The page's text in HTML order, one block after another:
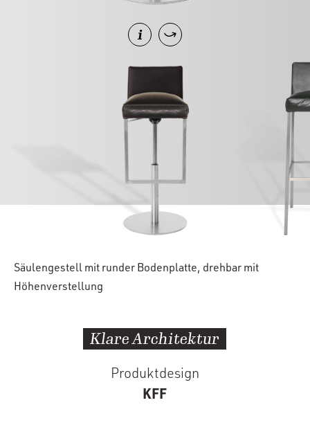
Säulengestell mit runder Bodenplatte, drehbar mit
Höhenverstellung
Klare Architektur
Produktdesign
KFF